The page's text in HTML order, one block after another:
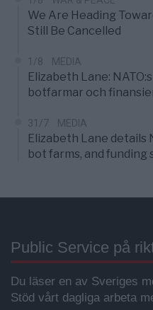
We Are Heading
Still Be Cancelled
1/8 MEDIA
Elizabeth Lane:
botfarmar och
31/7 MEDIA
Elizabeth Lane details
bot farms, and funding
Public Service på
Du läser en av Sveriges
Stöd vårt dagliga arbeta